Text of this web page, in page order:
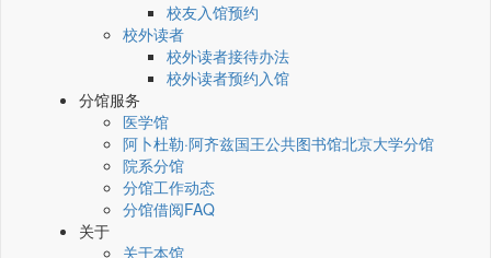
校友入馆预约
校外读者
校外读者接待办法
校外读者预约入馆
分馆服务
医学馆
阿卜杜勒·阿齐兹国王公共图书馆北京大学分馆
院系分馆
分馆工作动态
分馆借阅FAQ
关于
关于本馆